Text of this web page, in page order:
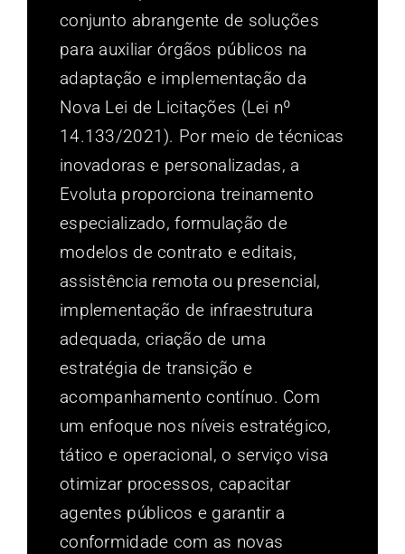
conjunto abrangente de soluções
para auxiliar órgãos públicos na
adaptação e implementação da
Nova Lei de Licitações (Lei nº
14.133/2021). Por meio de técnicas
inovadoras e personalizadas, a
Evoluta proporciona treinamento
especializado, formulação de
modelos de contrato e editais,
assistência remota ou presencial,
implementação de infraestrutura
adequada, criação de uma
estratégia de transição e
acompanhamento contínuo. Com
um enfoque nos níveis estratégico,
tático e operacional, o serviço visa
otimizar processos, capacitar
agentes públicos e garantir a
conformidade com as novas